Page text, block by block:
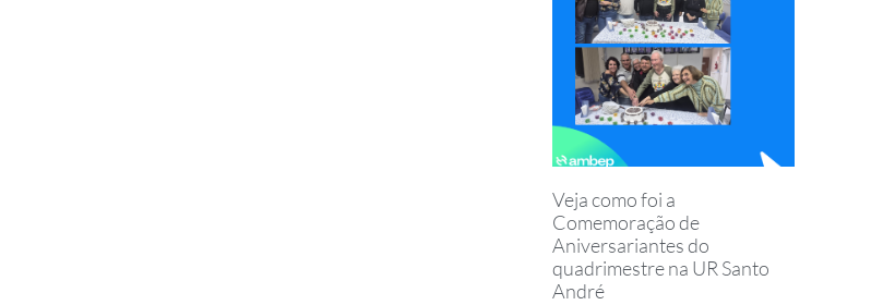
Veja como foi a
Comemoração de
Aniversariantes do
quadrimestre na UR Santo
André